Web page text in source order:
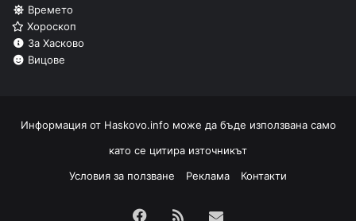
Времето
Хороскоп
За Хасково
Вицове
Информация от Haskovo.info може да бъде използвана само
като се цитира източникът
Условия за ползване
Реклама Контакти
Facebook
RSS